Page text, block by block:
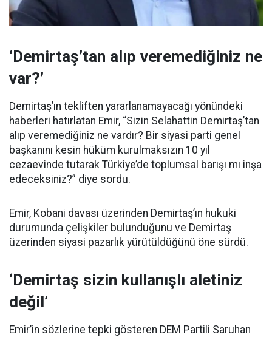
‘Demirtaş’tan alıp veremediğiniz ne
var?’
Demirtaş’ın tekliften yararlanamayacağı yönündeki
haberleri hatırlatan Emir, “Sizin Selahattin Demirtaş’tan
alıp veremediğiniz ne vardır? Bir siyasi parti genel
başkanını kesin hüküm kurulmaksızın 10 yıl
cezaevinde tutarak Türkiye’de toplumsal barışı mı inşa
edeceksiniz?” diye sordu.
Emir, Kobani davası üzerinden Demirtaş’ın hukuki
durumunda çelişkiler bulunduğunu ve Demirtaş
üzerinden siyasi pazarlık yürütüldüğünü öne sürdü.
‘Demirtaş sizin kullanışlı aletiniz
değil’
Emir’in sözlerine tepki gösteren DEM Partili Saruhan